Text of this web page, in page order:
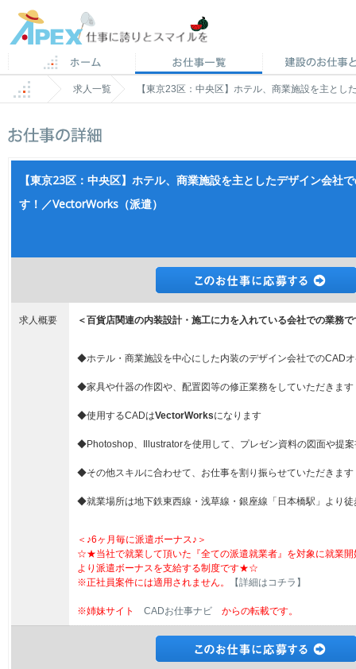
求人一覧 【東京23区：中央区】ホテル、商業施設を主と
【東京23区：中央区】ホテル、商業施設を主としたデザイン会社
す！／VectorWorks（派遣）
求人概要 ＜百貨店関連の内装設計・施工に力を入れている会社での業務で
◆ホテル・商業施設を中心にした内装のデザイン会社でのCAD
◆家具や什器の作図や、配置図等の修正業務をしていただきます
◆使用するCADはVectorWorksになります
◆Photoshop、Illustratorを使用して、プレゼン資料の図面や提
◆その他スキルに合わせて、お仕事を割り振らせていただきます
◆就業場所は地下鉄東西線・浅草線・銀座線「日本橋駅」より徒
＜♪6ヶ月毎に派遣ボーナス♪＞
☆★当社で就業して頂いた『全ての派遣就業者』を対象に就業開
より派遣ボーナスを支給する制度です★☆
※正社員案件には適用されません。
【詳細はコチラ】
※姉妹サイト CADお仕事ナビ からの転載です。